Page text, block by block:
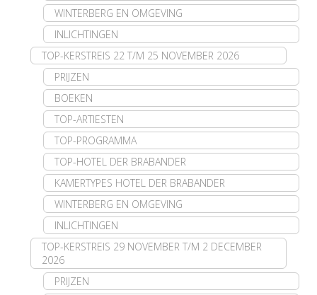
WINTERBERG EN OMGEVING
INLICHTINGEN
TOP-KERSTREIS 22 T/M 25 NOVEMBER 2026
PRIJZEN
BOEKEN
TOP-ARTIESTEN
TOP-PROGRAMMA
TOP-HOTEL DER BRABANDER
KAMERTYPES HOTEL DER BRABANDER
WINTERBERG EN OMGEVING
INLICHTINGEN
TOP-KERSTREIS 29 NOVEMBER T/M 2 DECEMBER
2026
PRIJZEN